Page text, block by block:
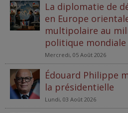
La diplomatie de
en Europe
multipolaire au
politique
Mercredi, 05 Août 2026
Édouard Philippe
la présidentielle
Lundi, 03 Août 2026